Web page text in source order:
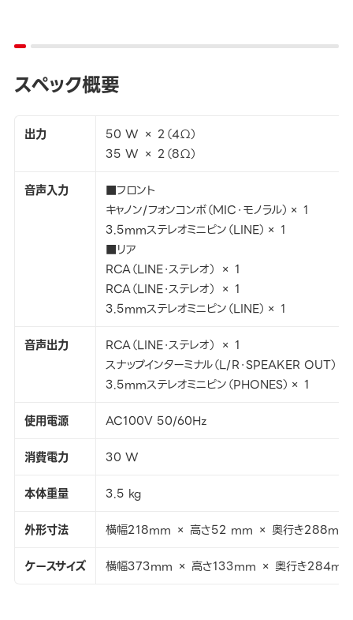
スペック概要
出力
50 W × 2（4Ω）
35 W × 2（8Ω）
音声入力
■フロント
キャノン/フォンコンボ（MIC・モノラル）× 1
3.5mmステレオミニピン（LINE）× 1
■リア
RCA（LINE・ステレオ） × 1
RCA（LINE・ステレオ） × 1
3.5mmステレオミニピン（LINE）× 1
音声出力
RCA（LINE・ステレオ） × 1
スナップインターミナル（L/R・SPEAKER OUT）×
3.5mmステレオミニピン（PHONES）× 1
使用電源
AC100V 50/60Hz
消費電力
30 W
本体重量
3.5 kg
外形寸法
横幅218mm × 高さ52 mm × 奥行き288mm
ケースサイズ
横幅373mm × 高さ133mm × 奥行き284mm